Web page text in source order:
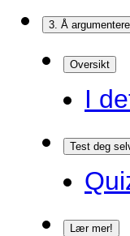
3. Å argumentere
Oversikt
I
Test deg
Lær mer!